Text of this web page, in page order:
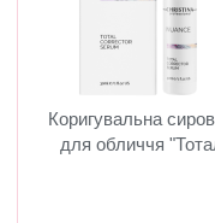
Коригувальна
для обличчя